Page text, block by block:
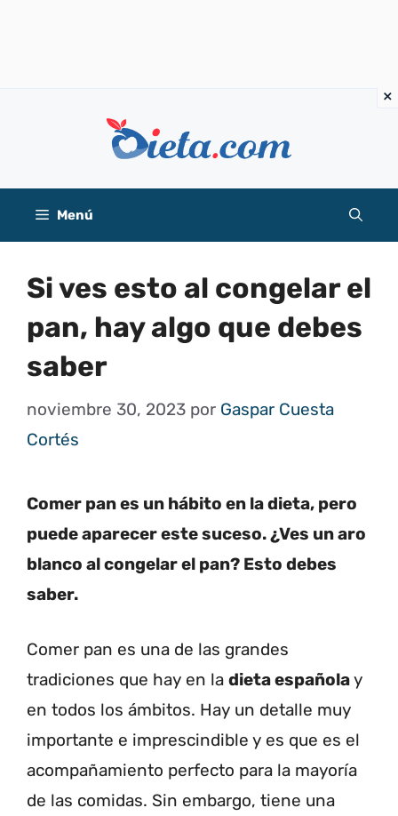
Menú
Si ves esto al congelar el
pan, hay algo que debes
saber
noviembre 30, 2023 por Gaspar Cuesta
Cortés
Comer pan es un hábito en la dieta, pero
puede aparecer este suceso. ¿Ves un aro
blanco al congelar el pan? Esto debes
saber.
Comer pan es una de las grandes
tradiciones que hay en la dieta españolay
en todos los ámbitos. Hay un detalle muy
importante e imprescindible y es que es el
acompañamiento perfecto para la mayoría
de las comidas. Sin embargo, tiene una